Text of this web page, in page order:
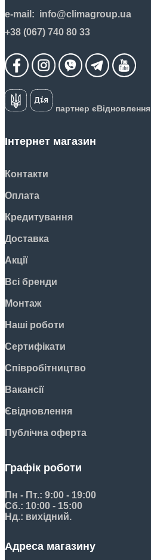
e-mail: info@climagroup.ua
+38 (067) 740 80 33
партнер єВідновлення
Інтернет магазин
Контакти
Оплата
Кредитування
Доставка
Акції
Всі бренди
Монтаж
Наші роботи
Сертифікати
Співробітництво
Вакансії
Євідновлення
Публічна оферта
Графік роботи
Пн - Пт.: 9:00 - 19:00
Сб.: 10:00 - 15:00
Нд.: вихідний.
Адреса магазину